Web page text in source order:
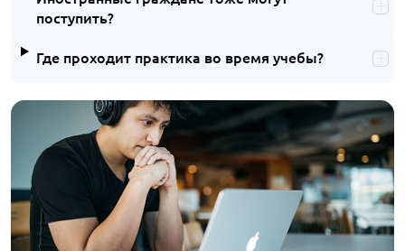
поступить?
Где проходит практика во время учебы?